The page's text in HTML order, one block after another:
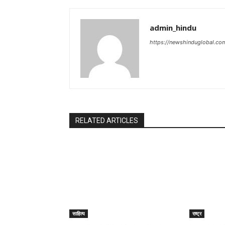
admin_hindu
https://
RELATED ARTICLES
साहित्य राष्ट्र